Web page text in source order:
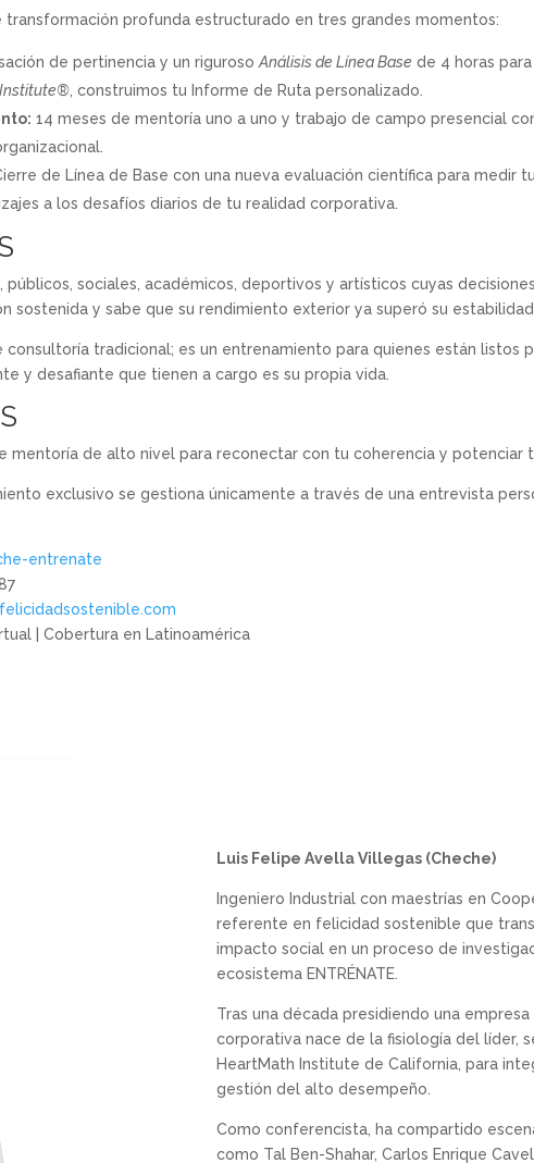
transformación profunda estructurado en tres grandes momentos:
de pertinencia y un rigurosoAnálisis de Línea Base de 4 horas
, construimos tu Informe de Ruta personalizado.
14 meses de mentoría uno a uno y trabajo de campo presencial
de Línea de Base con una nueva evaluación científica para
a los desafíos diarios de tu realidad corporativa.
públicos, sociales, académicos, deportivos y artísticos cuyas
sostenida y sabe que su rendimiento exterior ya superó su
consultoría tradicional; es un entrenamiento para quienes están listos
y desafiante que tienen a cargo es su propia vida.
mentoría de alto nivel para reconectar con tu coherencia y potenciar
exclusivo se gestiona únicamente a través de una entrevista
entrenate
| Cobertura en Latinoamérica
Luis Felipe Avella Villegas (Cheche)
Ingeniero Industrial con maestrías en
referente en felicidad sostenible que
impacto social en un proceso de
ecosistema ENTRÉNATE.
Tras una década presidiendo una
corporativa nace de la fisiología del líder,
HeartMath Institute de California, para
gestión del alto desempeño.
Como conferencista, ha compartido
como Tal Ben-Shahar, Carlos Enrique